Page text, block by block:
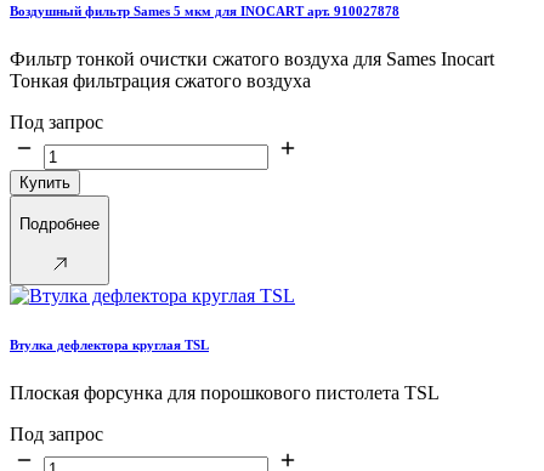
Воздушный фильтр Sames 5 мкм для INOCART арт. 910027878
Фильтр тонкой очистки сжатого воздуха для Sames Inocart
Тонкая фильтрация сжатого воздуха
Под запрос
Купить
Подробнее
Втулка дефлектора круглая TSL
Плоская форсунка для порошкового пистолета TSL
Под запрос